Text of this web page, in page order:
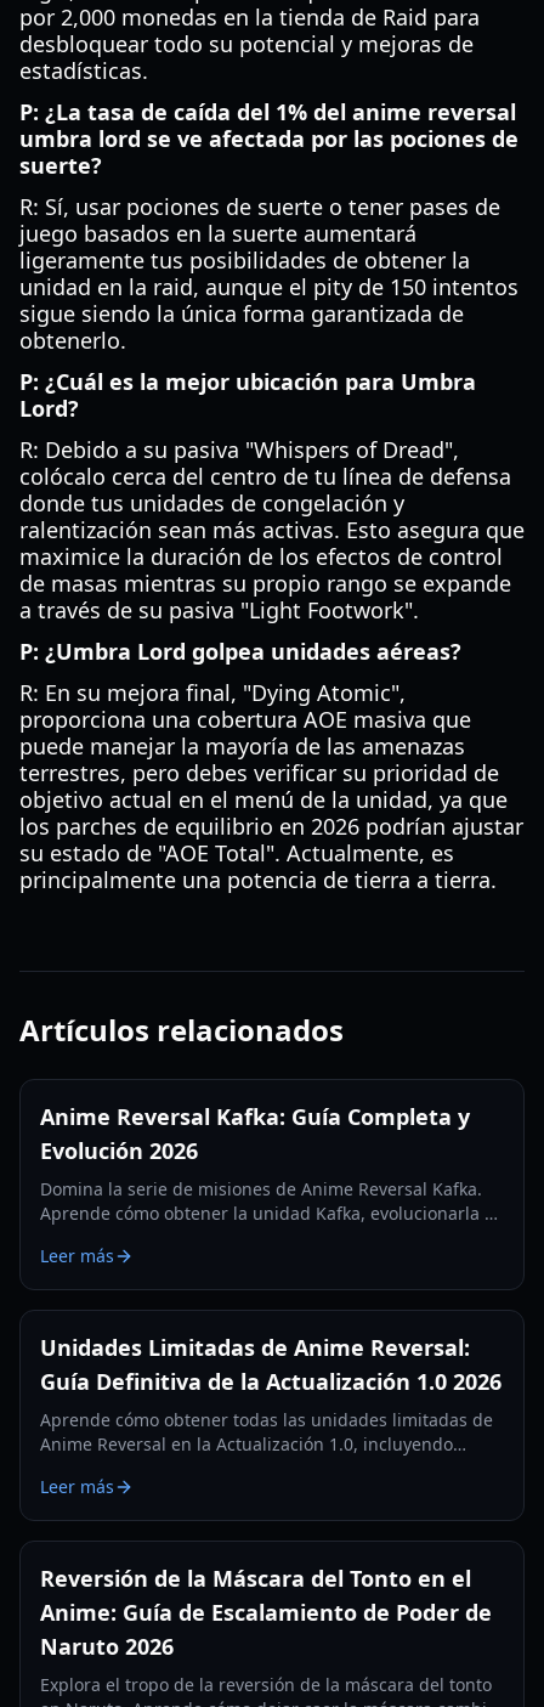
por 2,000 monedas en la tienda de Raid para
desbloquear todo su potencial y mejoras de
estadísticas.
P: ¿La tasa de caída del 1% del anime reversal
umbra lord se ve afectada por las pociones de
suerte?
R: Sí, usar pociones de suerte o tener pases de
juego basados en la suerte aumentará
ligeramente tus posibilidades de obtener la
unidad en la raid, aunque el pity de 150 intentos
sigue siendo la única forma garantizada de
obtenerlo.
P: ¿Cuál es la mejor ubicación para Umbra
Lord?
R: Debido a su pasiva "Whispers of Dread",
colócalo cerca del centro de tu línea de defensa
donde tus unidades de congelación y
ralentización sean más activas. Esto asegura que
maximice la duración de los efectos de control
de masas mientras su propio rango se expande
a través de su pasiva "Light Footwork".
P: ¿Umbra Lord golpea unidades aéreas?
R: En su mejora final, "Dying Atomic",
proporciona una cobertura AOE masiva que
puede manejar la mayoría de las amenazas
terrestres, pero debes verificar su prioridad de
objetivo actual en el menú de la unidad, ya que
los parches de equilibrio en 2026 podrían ajustar
su estado de "AOE Total". Actualmente, es
principalmente una potencia de tierra a tierra.
Artículos relacionados
Anime Reversal Kafka: Guía Completa y
Evolución 2026
Domina la serie de misiones de Anime Reversal Kafka.
Aprende cómo obtener la unidad Kafka, evolucionarla a
Actualización 2.5.
Leer más
Unidades Limitadas de Anime Reversal:
Guía Definitiva de la Actualización 1.0 2026
Aprende cómo obtener todas las unidades limitadas de
Anime Reversal en la Actualización 1.0, incluyendo
jefes y recompensas del pase de batalla. Guía completa
para 2026.
Leer más
Reversión de la Máscara del Tonto en el
Anime: Guía de Escalamiento de Poder de
Naruto 2026
Explora el tropo de la reversión de la máscara del tonto